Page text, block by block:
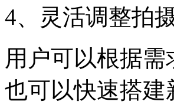
4、灵活调整拍
用户可以根据
也可以快速搭